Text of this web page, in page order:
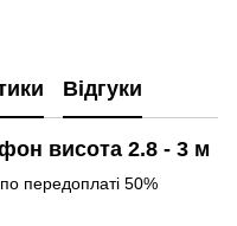
Відгуки
висота 2.8 - 3 м
передоплаті 50%